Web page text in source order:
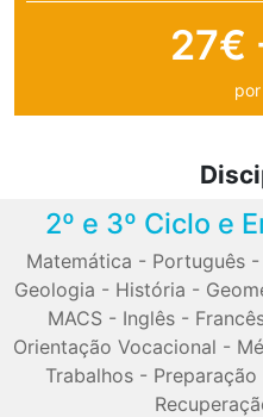
27€
2º e 3º Ciclo e
Matemática - Português-
Geologia - História -
MACS - Inglês -
Orientação Vocacional -
Trabalhos -